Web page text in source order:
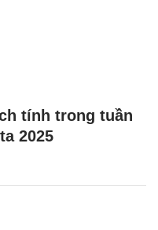
tính trong tuần
2025